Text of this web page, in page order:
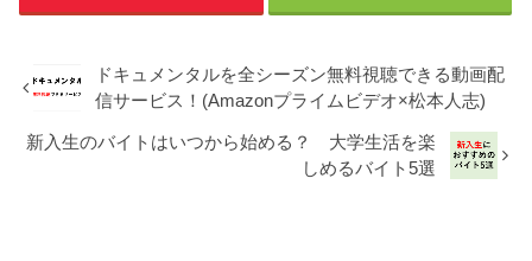
ドキュメンタルを全シーズン無料視聴できる動画配
信サービス！(Amazonプライムビデオ×松本人志)
新入生のバイトはいつから始める？ 大学生活を楽
しめるバイト5選